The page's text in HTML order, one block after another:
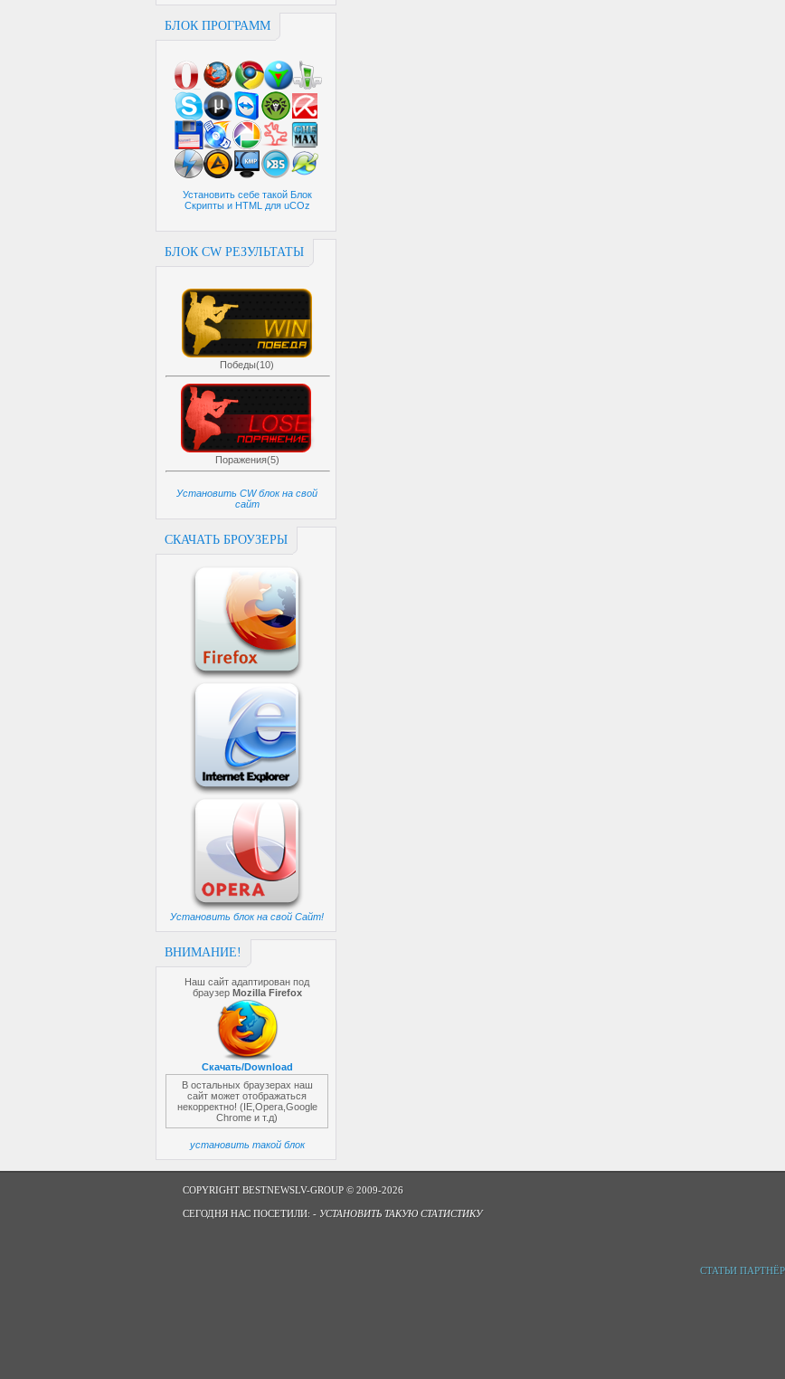
БЛОК ПРОГРАММ
Установить себе такой Блок
Скрипты и HTML для uCOz
БЛОК CW РЕЗУЛЬТАТЫ
Победы(10)
Поражения(5)
Установить CW блок на свой
сайт
СКАЧАТЬ БРОУЗЕРЫ
Установить блок на свой Сайт!
ВНИМАНИЕ!
Наш сайт адаптирован под
браузер Mozilla Firefox
Скачать/Download
В остальных браузерах наш
сайт может отображаться
некорректно! (IE,Opera,Google
Chrome и т.д)
установить такой блок
COPYRIGHT BESTNEWSLV-GROUP © 2009-2026
СЕГОДНЯ НАС ПОСЕТИЛИ: - УСТАНОВИТЬ ТАКУЮ СТАТИСТИКУ
СТАТЬИ